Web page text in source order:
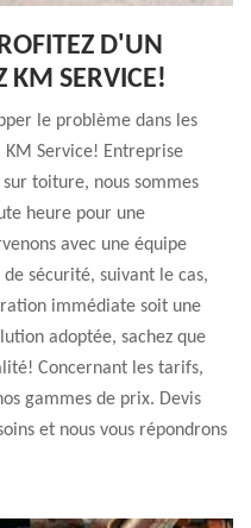
D'UN
KM SERVICE!
le problème dans les
Service! Entreprise
toiture, nous sommes
heure pour une
avec une équipe
sécurité, suivant le cas,
immédiate soit une
adoptée, sachez que
Concernant les tarifs,
gammes de prix. Devis
et nous vous répondrons